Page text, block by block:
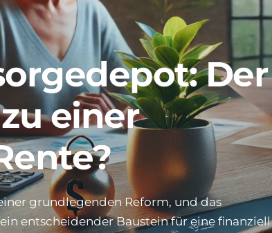
Der
einer
grundlegenden Reform, und das
entscheidender Baustein für eine finanziell